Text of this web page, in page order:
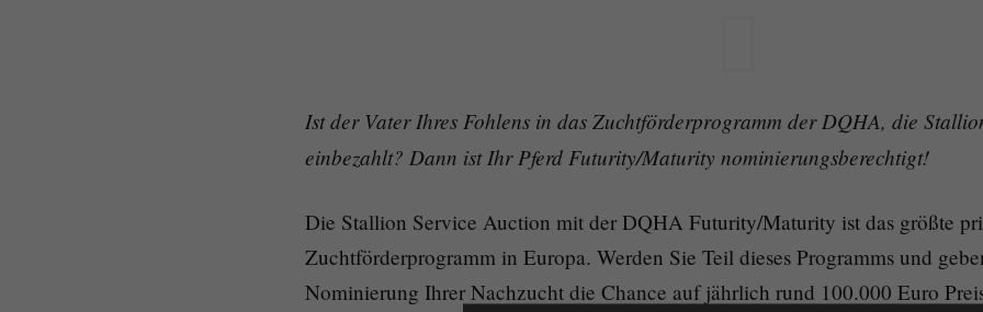
Ist der Vater Ihres Fohlens in das Zuchtförderprogramm der DQHA, die
einbezahlt? Dann ist Ihr Pferd Futurity/Maturity nominierungsberechtigt!
Die Stallion Service Auction mit der DQHA Futurity/Maturity ist das größte
Zuchtförderprogramm in Europa. Werden Sie Teil dieses Programms und
Nominierung Ihrer Nachzucht die Chance auf jährlich rund 100.000 Euro